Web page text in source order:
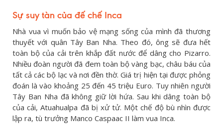
Sự suy tàn của đế chế Inca
Nhà vua vì muốn bảo vệ mạng sống của mình đã thương
thuyết với quân Tây Ban Nha. Theo đó, ông sẽ đưa hết
toàn bộ của cải trên khắp đất nước để dâng cho Pizarro.
Nhiều đoàn người đã đem toàn bộ vàng bạc, châu báu của
tất cả các bộ lạc và nơi đền thờ. Giá trị hiện tại được phỏng
đoán là vào khoảng 25 đến 45 triệu Euro. Tuy nhiên người
Tây Ban Nha đã không giữ lời hứa. Sau khi dâng toàn bộ
của cải, Atuahualpa đã bị xử tử. Một chế độ bù nhìn được
lập ra, tù trưởng Manco Caspaac II làm vua Inca.